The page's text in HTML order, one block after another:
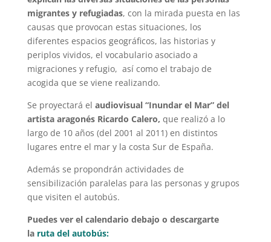
migrantes y refugiadas, con la mirada puesta en las
causas que provocan estas situaciones, los
diferentes espacios geográficos, las historias y
periplos vividos, el vocabulario asociado a
migraciones y refugio, así como el trabajo de
acogida que se viene realizando.
Se proyectará el audiovisual “Inundar el Mar” del
artista aragonés Ricardo Calero, que realizó a lo
largo de 10 años (del 2001 al 2011) en distintos
lugares entre el mar y la costa Sur de España.
Además se propondrán actividades de
sensibilización paralelas para las personas y grupos
que visiten el autobús.
Puedes ver el calendario debajo o descargarte
la ruta del autobús: